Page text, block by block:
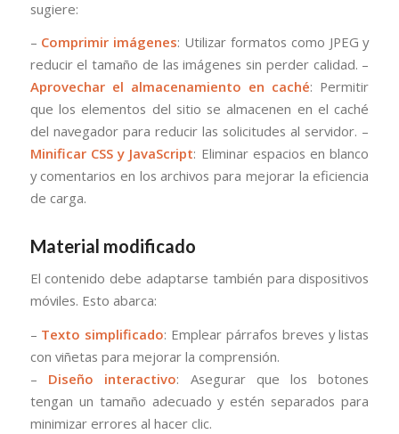
sugiere:
– Comprimir imágenes: Utilizar formatos como JPEG y
reducir el tamaño de las imágenes sin perder calidad. –
Aprovechar el almacenamiento en caché: Permitir
que los elementos del sitio se almacenen en el caché
del navegador para reducir las solicitudes al servidor. –
Minificar CSS y JavaScript: Eliminar espacios en blanco
y comentarios en los archivos para mejorar la eficiencia
de carga.
Material modificado
El contenido debe adaptarse también para dispositivos
móviles. Esto abarca:
– Texto simplificado: Emplear párrafos breves y listas
con viñetas para mejorar la comprensión.
– Diseño interactivo: Asegurar que los botones
tengan un tamaño adecuado y estén separados para
minimizar errores al hacer clic.